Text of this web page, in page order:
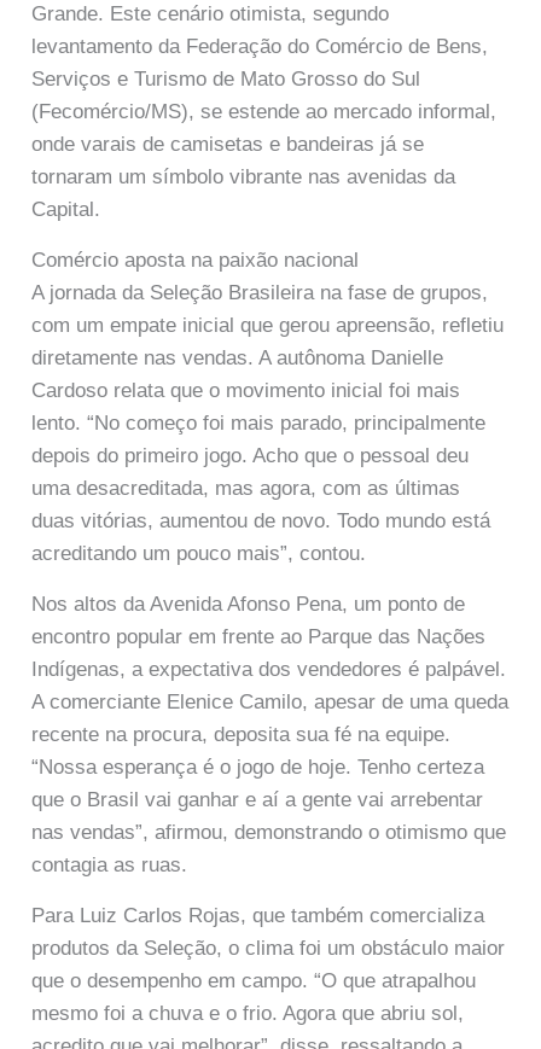
Grande. Este cenário otimista, segundo
levantamento da Federação do Comércio de Bens,
Serviços e Turismo de Mato Grosso do Sul
(Fecomércio/MS), se estende ao mercado informal,
onde varais de camisetas e bandeiras já se
tornaram um símbolo vibrante nas avenidas da
Capital.
Comércio aposta na paixão nacional
A jornada da Seleção Brasileira na fase de grupos,
com um empate inicial que gerou apreensão, refletiu
diretamente nas vendas. A autônoma Danielle
Cardoso relata que o movimento inicial foi mais
lento. “No começo foi mais parado, principalmente
depois do primeiro jogo. Acho que o pessoal deu
uma desacreditada, mas agora, com as últimas
duas vitórias, aumentou de novo. Todo mundo está
acreditando um pouco mais”, contou.
Nos altos da Avenida Afonso Pena, um ponto de
encontro popular em frente ao Parque das Nações
Indígenas, a expectativa dos vendedores é palpável.
A comerciante Elenice Camilo, apesar de uma queda
recente na procura, deposita sua fé na equipe.
“Nossa esperança é o jogo de hoje. Tenho certeza
que o Brasil vai ganhar e aí a gente vai arrebentar
nas vendas”, afirmou, demonstrando o otimismo que
contagia as ruas.
Para Luiz Carlos Rojas, que também comercializa
produtos da Seleção, o clima foi um obstáculo maior
que o desempenho em campo. “O que atrapalhou
mesmo foi a chuva e o frio. Agora que abriu sol,